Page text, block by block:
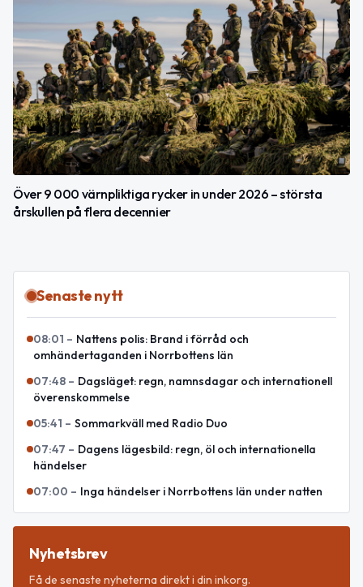
Över 9 000 värnpliktiga rycker in under 2026 – största
årskullen på flera decennier
Senaste nytt
08:01 – Nattens polis: Brand i förråd och
omhändertaganden i Norrbottens län
07:48 – Dagsläget: regn, namnsdagar och internationell
överenskommelse
05:41 – Sommarkväll med Radio Duo
07:47 – Dagens lägesbild: regn, öl och internationella
händelser
07:00 – Inga händelser i Norrbottens län under natten
Nyhetsbrev
Få de senaste nyheterna direkt i din inkorg.